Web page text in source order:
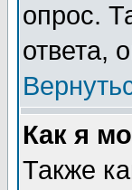
опрос.
ответа,
Как я
Также